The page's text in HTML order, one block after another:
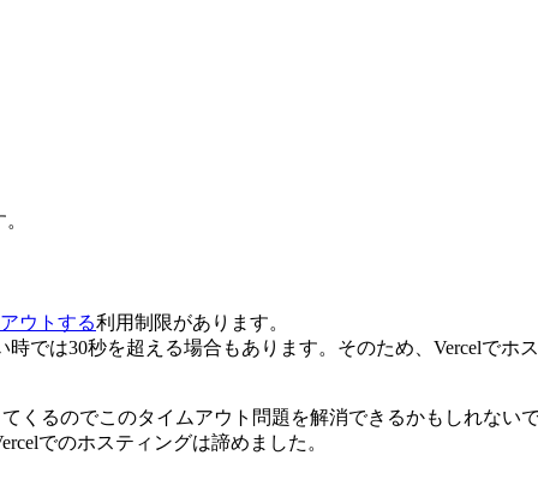
ウトする利用制限があります。
では30秒を超える場合もあります。そのため、Vercelで
くるのでこのタイムアウト問題を解消できるかもしれない
でのホスティングは諦めました。